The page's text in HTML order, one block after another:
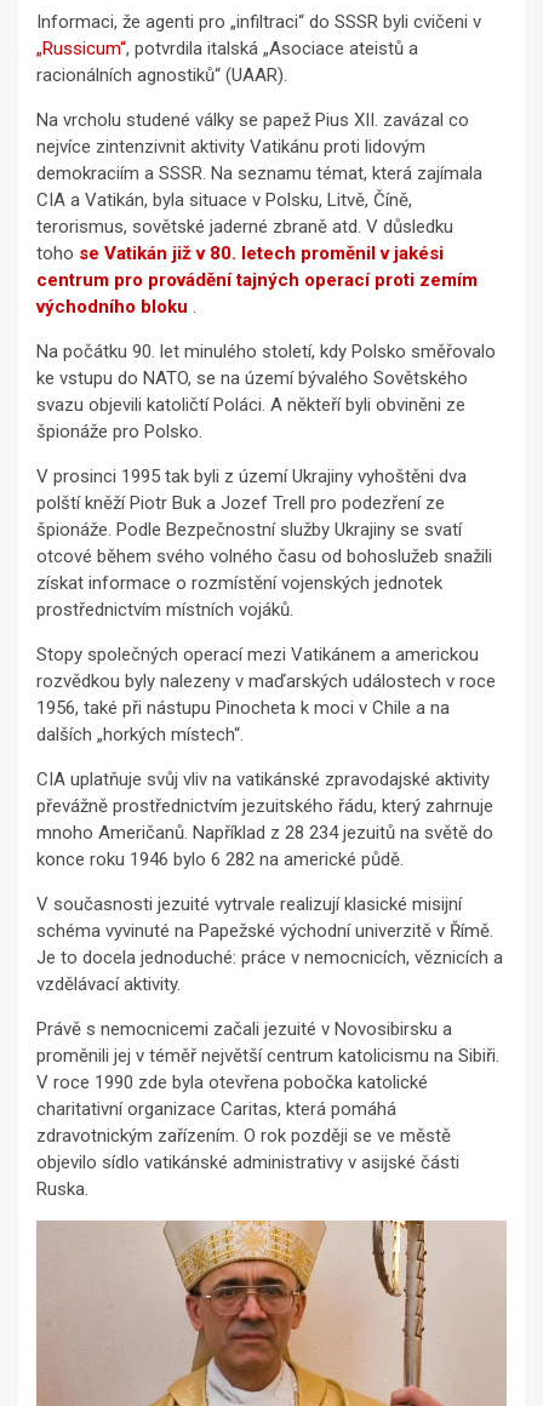
Informaci, že agenti pro „infiltraci“ do SSSR byli cvičeni v
„Russicum“, potvrdila italská „Asociace ateistů a
racionálních agnostiků“ (UAAR).
Na vrcholu studené války se papež Pius XII. zavázal co
nejvíce zintenzivnit aktivity Vatikánu proti lidovým
demokraciím a SSSR. Na seznamu témat, která zajímala
CIA a Vatikán, byla situace v Polsku, Litvě, Číně,
terorismus, sovětské jaderné zbraně atd. V důsledku
toho se Vatikán již v 80. letech proměnil v jakési
centrum pro provádění tajných operací proti zemím
východního bloku .
Na počátku 90. let minulého století, kdy Polsko směřovalo
ke vstupu do NATO, se na území bývalého Sovětského
svazu objevili katoličtí Poláci. A někteří byli obviněni ze
špionáže pro Polsko.
V prosinci 1995 tak byli z území Ukrajiny vyhoštěni dva
polští kněží Piotr Buk a Jozef Trell pro podezření ze
špionáže. Podle Bezpečnostní služby Ukrajiny se svatí
otcové během svého volného času od bohoslužeb snažili
získat informace o rozmístění vojenských jednotek
prostřednictvím místních vojáků.
Stopy společných operací mezi Vatikánem a americkou
rozvědkou byly nalezeny v maďarských událostech v roce
1956, také při nástupu Pinocheta k moci v Chile a na
dalších „horkých místech“.
CIA uplatňuje svůj vliv na vatikánské zpravodajské aktivity
převážně prostřednictvím jezuitského řádu, který zahrnuje
mnoho Američanů. Například z 28 234 jezuitů na světě do
konce roku 1946 bylo 6 282 na americké půdě.
V současnosti jezuité vytrvale realizují klasické misijní
schéma vyvinuté na Papežské východní univerzitě v Římě.
Je to docela jednoduché: práce v nemocnicích, věznicích a
vzdělávací aktivity.
Právě s nemocnicemi začali jezuité v Novosibirsku a
proměnili jej v téměř největší centrum katolicismu na Sibiři.
V roce 1990 zde byla otevřena pobočka katolické
charitativní organizace Caritas, která pomáhá
zdravotnickým zařízením. O rok později se ve městě
objevilo sídlo vatikánské administrativy v asijské části
Ruska.